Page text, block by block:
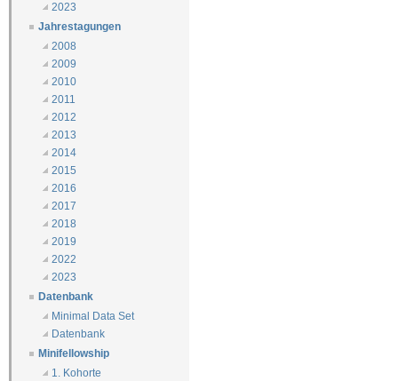
2023
Jahrestagungen
2008
2009
2010
2011
2012
2013
2014
2015
2016
2017
2018
2019
2022
2023
Datenbank
Minimal Data Set
Datenbank
Minifellowship
1. Kohorte